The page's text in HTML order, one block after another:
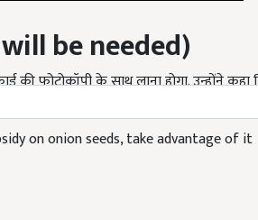
be needed)
फोटोकॉपी के साथ लाना होगा. उन्होंने कहा कि
की उपलब्धता तक लागू रहेगी.
on onion seeds, take advantage of it